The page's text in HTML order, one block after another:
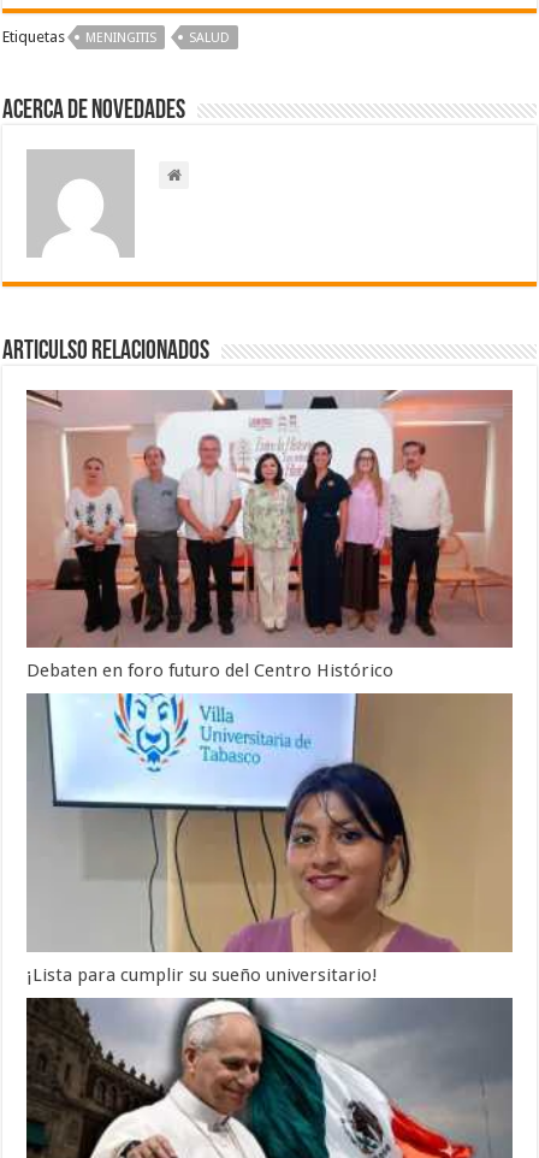
Etiquetas MENINGITIS SALUD
Acerca de NOVEDADES
Articulso Relacionados
Debaten en foro futuro del Centro Histórico
¡Lista para cumplir su sueño universitario!